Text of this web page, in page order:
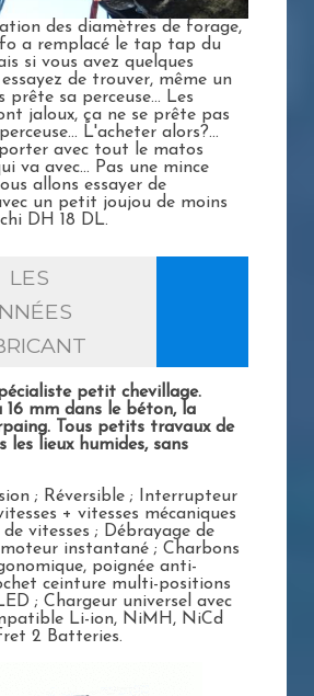
des diamètres de forage,
a remplacé le tap tap du
si vous avez quelques
de trouver, même un
prête sa perceuse... Les
jaloux, ça ne se prête pas
L'acheter alors?...
avec tout le matos
va avec... Pas une mince
allons essayer de
un petit joujou de moins
DH 18 DL.
LES
petit chevillage.
16 mm dans le béton, la
Tous petits travaux de
les lieux humides, sans
; Réversible ; Interrupteur
+ vitesses mécaniques
vitesses ; Débrayage de
instantané ; Charbons
poignée anti-
ceinture multi-positions
; Chargeur universel avec
Li-ion, NiMH, NiCd
2 Batteries.